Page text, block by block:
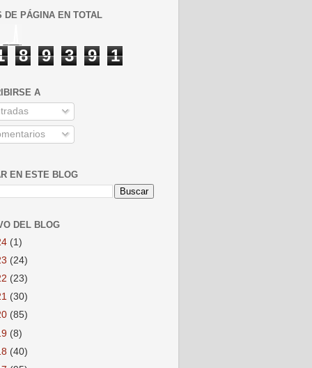
DE PÁGINA EN TOTAL
8 9 3 9 1
A
EN ESTE BLOG
DEL BLOG
(1)
(24)
(23)
(30)
(85)
(8)
(40)